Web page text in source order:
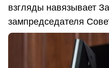
взгляды навязывает
зампредседателя